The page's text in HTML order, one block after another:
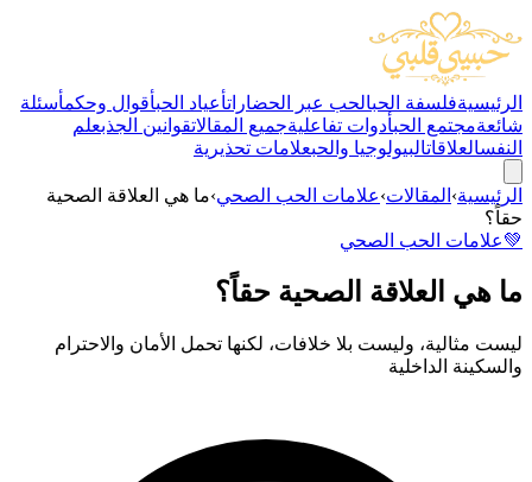
الرئيسيةفلسفة الحبالحب عبر الحضاراتأعياد الحبأقوال وحكمأسئلة
شائعةمجتمع الحبأدوات تفاعليةجميع المقالاتقوانين الجذبعلم
النفسالعلاقاتالبيولوجيا والحبعلامات تحذيرية
الرئيسية› المقالات›علامات الحب الصحي›ما هي العلاقة الصحية
حقاً؟
💚علامات الحب الصحي
ما هي العلاقة الصحية حقاً؟
ليست مثالية، وليست بلا خلافات، لكنها تحمل الأمان والاحترام
والسكينة الداخلية